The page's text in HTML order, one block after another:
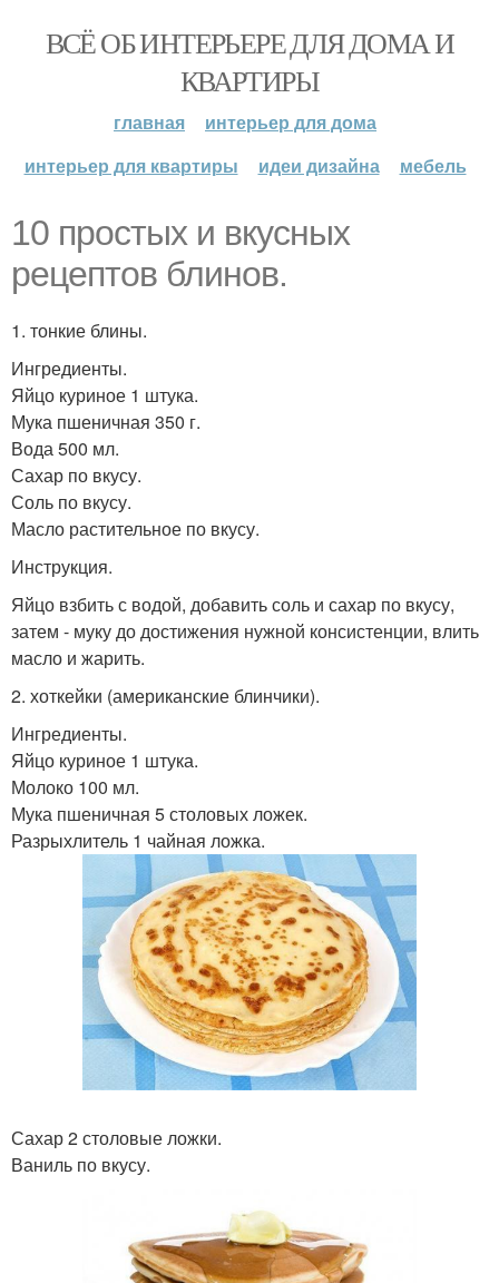
ВСЁ ОБ ИНТЕРЬЕРЕ ДЛЯ ДОМА И
КВАРТИРЫ
главная
интерьер для дома
интерьер для квартиры
идеи дизайна мебель
10 простых и вкусных
рецептов блинов.
1. тонкие блины.
Ингредиенты.
Яйцо куриное 1 штука.
Мука пшеничная 350 г.
Вода 500 мл.
Сахар по вкусу.
Соль по вкусу.
Масло растительное по вкусу.
Инструкция.
Яйцо взбить с водой, добавить соль и сахар по вкусу,
затем - муку до достижения нужной консистенции, влить
масло и жарить.
2. хоткейки (американские блинчики).
Ингредиенты.
Яйцо куриное 1 штука.
Молоко 100 мл.
Мука пшеничная 5 столовых ложек.
Разрыхлитель 1 чайная ложка.
Сахар 2 столовые ложки.
Ваниль по вкусу.